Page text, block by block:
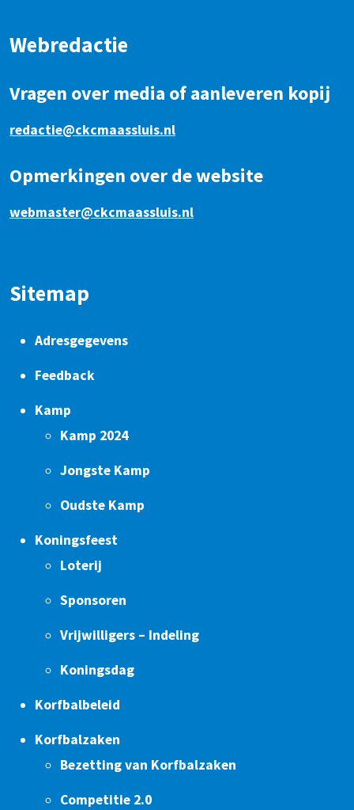
Webredactie
Vragen over media of aanleveren kopij
redactie@ckcmaassluis.nl
Opmerkingen over de website
webmaster@ckcmaassluis.nl
Sitemap
Adresgegevens
Feedback
Kamp
Kamp 2024
Jongste Kamp
Oudste Kamp
Koningsfeest
Loterij
Sponsoren
Vrijwilligers – Indeling
Koningsdag
Korfbalbeleid
Korfbalzaken
Bezetting van Korfbalzaken
Competitie 2.0